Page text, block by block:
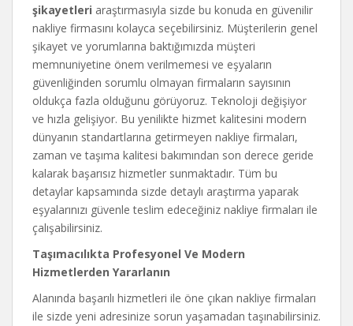
şikayetleri araştırmasıyla sizde bu konuda en güvenilir
nakliye firmasını kolayca seçebilirsiniz. Müşterilerin genel
şikayet ve yorumlarına baktığımızda müşteri
memnuniyetine önem verilmemesi ve eşyaların
güvenliğinden sorumlu olmayan firmaların sayısının
oldukça fazla olduğunu görüyoruz. Teknoloji değişiyor
ve hızla gelişiyor. Bu yenilikte hizmet kalitesini modern
dünyanın standartlarına getirmeyen nakliye firmaları,
zaman ve taşıma kalitesi bakımından son derece geride
kalarak başarısız hizmetler sunmaktadır. Tüm bu
detaylar kapsamında sizde detaylı araştırma yaparak
eşyalarınızı güvenle teslim edeceğiniz nakliye firmaları ile
çalışabilirsiniz.
Taşımacılıkta Profesyonel Ve Modern
Hizmetlerden Yararlanın
Alanında başarılı hizmetleri ile öne çıkan nakliye firmaları
ile sizde yeni adresinize sorun yaşamadan taşınabilirsiniz.